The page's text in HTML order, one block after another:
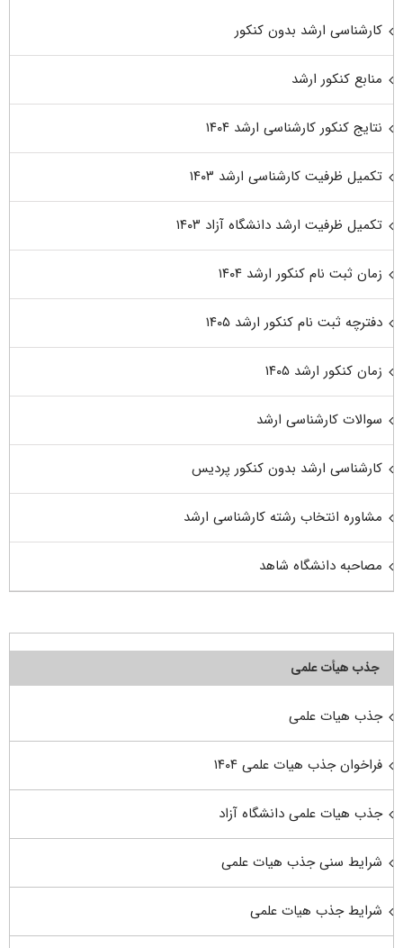
کارشناسی ارشد بدون کنکور
منابع کنکور ارشد
نتایج کنکور کارشناسی ارشد ۱۴۰۴
تکمیل ظرفیت کارشناسی ارشد ۱۴۰۳
تکمیل ظرفیت ارشد دانشگاه آزاد ۱۴۰۳
زمان ثبت نام کنکور ارشد ۱۴۰۴
دفترچه ثبت نام کنکور ارشد ۱۴۰۵
زمان کنکور ارشد ۱۴۰۵
سوالات کارشناسی ارشد
کارشناسی ارشد بدون کنکور پردیس
مشاوره انتخاب رشته کارشناسی ارشد
مصاحبه دانشگاه شاهد
جذب هیأت علمی
جذب هیات علمی
فراخوان جذب هیات علمی ۱۴۰۴
جذب هیات علمی دانشگاه آزاد
شرایط سنی جذب هیات علمی
شرایط جذب هیات علمی